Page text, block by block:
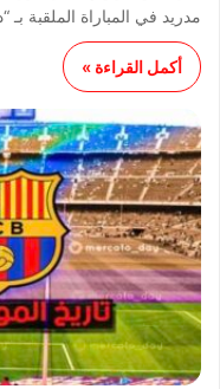
مدريد في المباراة الملقبة
أكمل القراءة »